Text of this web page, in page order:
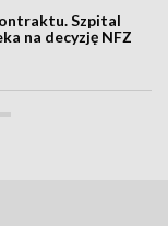
Szpital
na decyzję NFZ